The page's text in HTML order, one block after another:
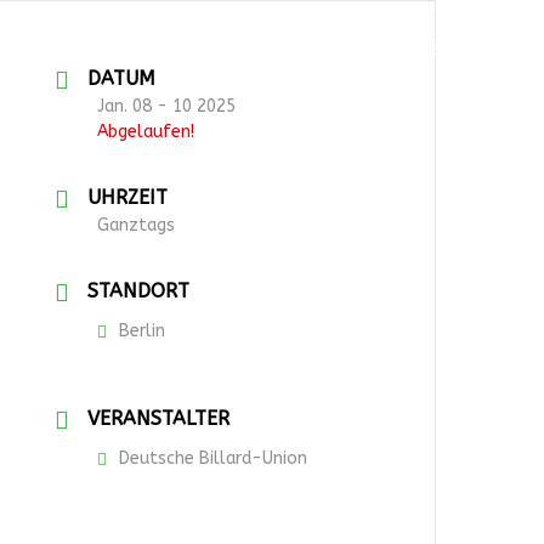
Deutsch
DATUM
Jan. 08 - 10 2025
Abgelaufen!
UHRZEIT
Ganztags
STANDORT
Berlin
VERANSTALTER
Deutsche Billard-Union